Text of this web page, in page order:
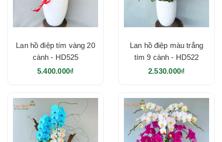
Lan hồ điệp tím vàng 20
cành - HD525
5.400.000₫
Lan hồ điệp màu trắng
tím 9 cành - HD522
2.530.000₫